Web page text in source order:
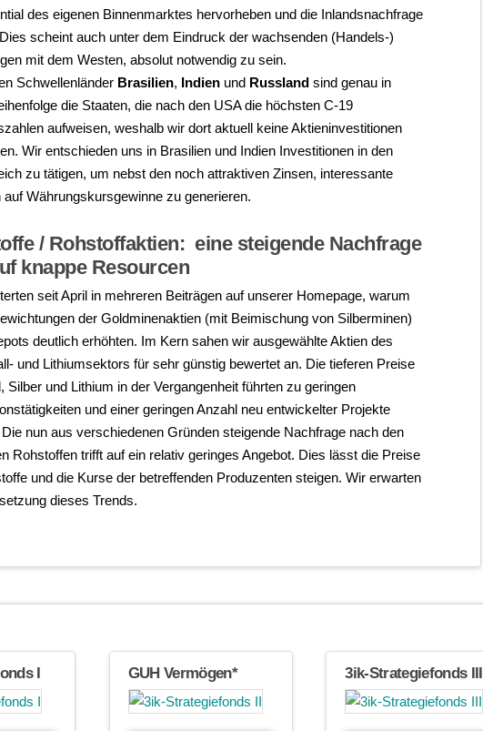
des eigenen Binnenmarktes hervorheben und die Inlandsnachfrage
scheint auch unter dem Eindruck der wachsenden (Handels-)
mit dem Westen, absolut notwendig zu sein.
Schwellenländer Brasilien, Indien und Russland sind genau in
die Staaten, die nach den USA die höchsten C-19
aufweisen, weshalb wir dort aktuell keine Aktieninvestitionen
Wir entschieden uns in Brasilien und Indien Investitionen in den
zu tätigen, um nebst den noch attraktiven Zinsen, interessante
auf Währungskursgewinne zu generieren.
/ Rohstoffaktien: eine steigende Nachfrage
knappe Resourcen
seit April in mehreren Beiträgen auf unserer Homepage, warum
der Goldminenaktien (mit Beimischung von Silberminen)
deutlich erhöhten. Im Kern sahen wir ausgewählte Aktien des
und Lithiumsektors für sehr günstig bewertet an. Die tieferen Preise
Silber und Lithium in der Vergangenheit führten zu geringen
und einer geringen Anzahl neu entwickelter Projekte
nun aus verschiedenen Gründen steigende Nachfrage nach den
Rohstoffen trifft auf ein relativ geringes Angebot. Dies lässt die Preise
und die Kurse der betreffenden Produzenten steigen. Wir erwarten
dieses Trends.
I GUH Vermögen* 3ik-Strategiefonds III